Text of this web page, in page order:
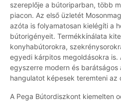
szereplője a bútoriparban, több
piacon. Az első üzletét
azóta is folyamatosan kielégíti a
bútorigényeit. Termékkínálata
konyhabútorokra,
egyedi kárpitos megoldásokra is.
egyszerre modern és barátságos
hangulatot képesek teremteni az
A Pega Bútordiszkont kiemelten